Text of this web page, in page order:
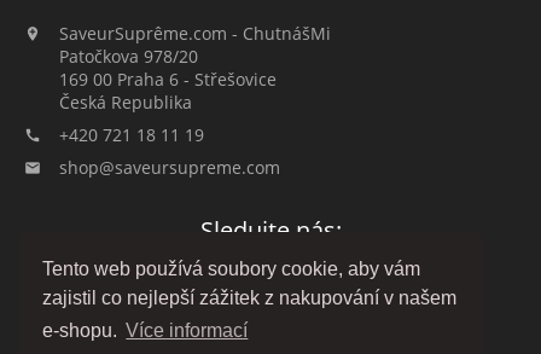
Tento web používá soubory cookie, aby vám
zajistil co nejlepší zážitek z nakupování v našem
e-shopu. Více informací

SaveurSuprême.com - ChutnášMi
Patočkova 978/20
169 00 Praha 6 - Střešovice
Česká Republika
 +420 721 18 11 19
 shop@saveursupreme.com
Sledujte nás: